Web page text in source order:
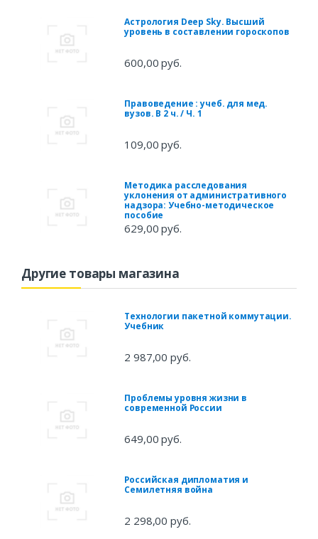
Астрология Deep Sky. Высший
уровень в составлении гороскопов
600,00 руб.
Правоведение : учеб. для мед.
вузов. В 2 ч. / Ч. 1
109,00 руб.
Методика расследования
уклонения от административного
надзора: Учебно-методическое
пособие
629,00 руб.
Другие товары магазина
Технологии пакетной коммутации.
Учебник
2 987,00 руб.
Проблемы уровня жизни в
современной России
649,00 руб.
Российская дипломатия и
Семилетняя война
2 298,00 руб.